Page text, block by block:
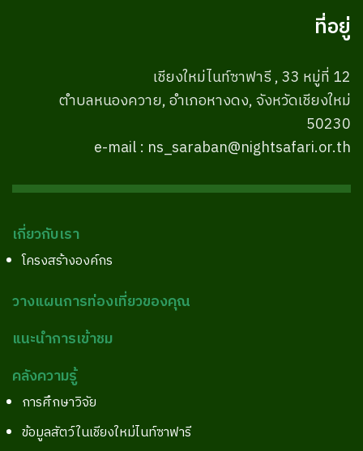
ที่อยู่
เชียงใหม่ไนท์ซาฟารี , 33 หมู่ที่ 12
ตำบลหนองควาย, อำเภอหางดง, จังหวัดเชียงใหม่
50230
e-mail : ns_saraban@nightsafari.or.th
เกี่ยวกับเรา
โครงสร้างองค์กร
วางแผนการท่องเที่ยวของคุณ
แนะนำการเข้าชม
คลังความรู้
การศึกษาวิจัย
ข้อมูลสัตว์ในเชียงใหม่ไนท์ซาฟารี